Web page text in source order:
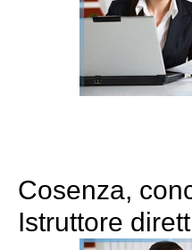
Cosenza,
Istruttore